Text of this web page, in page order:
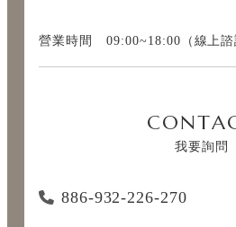
營業時間 09:00~18:00（線上諮
我要詢問
886-932-226-270